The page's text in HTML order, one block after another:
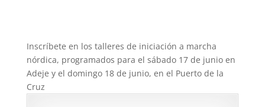
Inscríbete en los talleres de iniciación a marcha
nórdica, programados para el sábado 17 de junio en
Adeje y el domingo 18 de junio, en el Puerto de la
Cruz